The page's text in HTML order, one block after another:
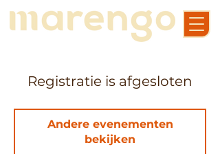
Registratie is afgesloten
Andere evenementen
bekijken